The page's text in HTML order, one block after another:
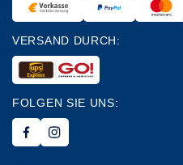
VERSAND DURCH:
FOLGEN SIE UNS: